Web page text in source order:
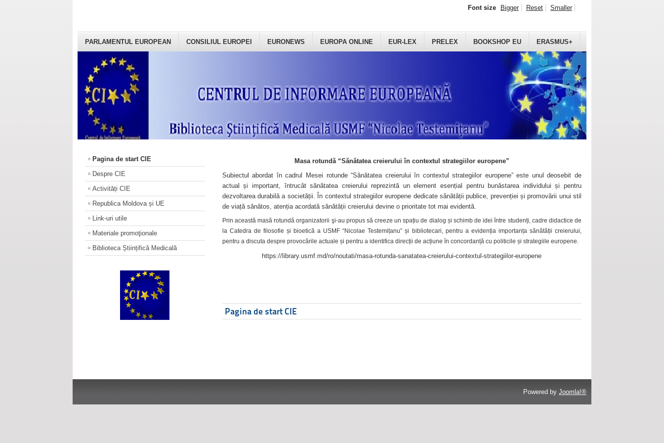
PARLAMENTUL EUROPEAN CONSILIUL EUROPEI EURONEWS EUROPA ONLINE EUR-LEX PRELEX BOOKSHOP EU ERASMUS+
Font size Bigger Reset Smaller
Pagina de start CIE
Despre CIE
Activități CIE
Republica Moldova și UE
Link-uri utile
Materiale promoţionale
Biblioteca Științifică Medicală
Masa rotundă “Sănătatea creierului în contextul strategiilor europene”
Subiectul abordat în cadrul Mesei rotunde “Sănătatea creierului în contextul strategiilor europene” este unul deosebit de
actual și important, întrucât sănătatea creierului reprezintă un element esențial pentru bunăstarea individului și pentru
dezvoltarea durabilă a societății. În contextul strategiilor europene dedicate sănătății publice, prevenției și promovării unui stil
de viață sănătos, atenția acordată sănătății creierului devine o prioritate tot mai evidentă.
Prin această masă rotundă organizatorii şi-au propus să creeze un spațiu de dialog și schimb de idei între studenți, cadre didactice de
la Catedra de filosofie și bioetică a USMF “Nicolae Testemițanu” și bibliotecari, pentru a evidenția importanța sănătății creierului,
pentru a discuta despre provocările actuale și pentru a identifica direcții de acțiune în concordanță cu politicile și strategiile europene.
https://library.usmf.md/ro/noutati/masa-rotunda-sanatatea-creierului-contextul-strategiilor-europene
Pagina de start CIE
Powered by Joomla!®